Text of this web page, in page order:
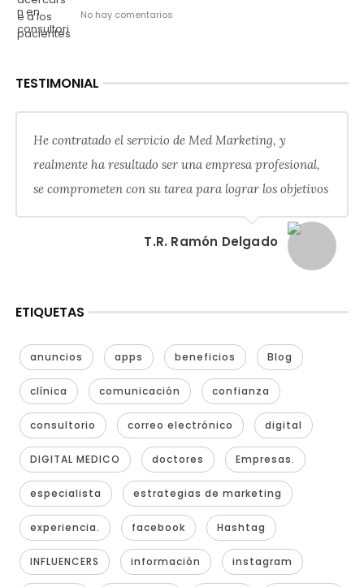
No hay comentarios
TESTIMONIAL
He contratado el servicio de Med Marketing, y
realmente ha resultado ser una empresa profesional,
se comprometen con su tarea para lograr los objetivos
T.R. Ramón Delgado
ETIQUETAS
anuncios apps beneficios Blog
clínica comunicación confianza
consultorio correo electrónico digital
DIGITAL MEDICO doctores Empresas.
especialista estrategias de marketing
experiencia. facebook Hashtag
INFLUENCERS información instagram